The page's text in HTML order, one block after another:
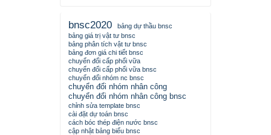
bnsc2020
bảng dự thầu bnsc
bảng giá trị vật tư bnsc
bảng phân tích vật tư bnsc
bảng đơn giá chi tiết bnsc
chuyển đổi cấp phối vữa
chuyển đổi cấp phối vữa bnsc
chuyển đổi nhóm nc bnsc
chuyển đổi nhóm nhân công
chuyển đổi nhóm nhân công bnsc
chỉnh sửa template bnsc
cài đặt dự toán bnsc
cách bóc thép điện nước bnsc
cập nhật bảng biểu bnsc